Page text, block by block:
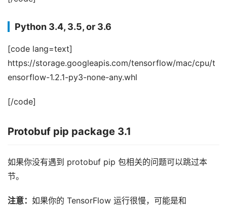
Python 3.4, 3.5, or 3.6
[code lang=text]
https://storage.googleapis.com/tensorflow/mac/cpu/t
ensorflow-1.2.1-py3-none-any.whl
[/code]
Protobuf pip package 3.1
如果你没有遇到 protobuf pip 包相关的问题可以跳过本
节。
注意： 如果你的 TensorFlow 运行很慢，可能是和